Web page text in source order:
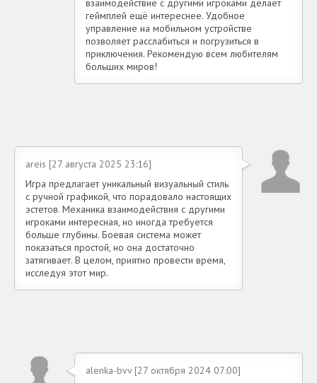
взаимодействие с другими игроками делает
геймплей ещё интереснее. Удобное
управление на мобильном устройстве
позволяет расслабиться и погрузиться в
приключения. Рекомендую всем любителям
больших миров!
areis [27 августа 2025 23:16]
Игра предлагает уникальный визуальный стиль
с ручной графикой, что порадовало настоящих
эстетов. Механика взаимодействия с другими
игроками интересная, но иногда требуется
больше глубины. Боевая система может
показаться простой, но она достаточно
затягивает. В целом, приятно провести время,
исследуя этот мир.
alenka-bvv [27 октября 2024 07:00]